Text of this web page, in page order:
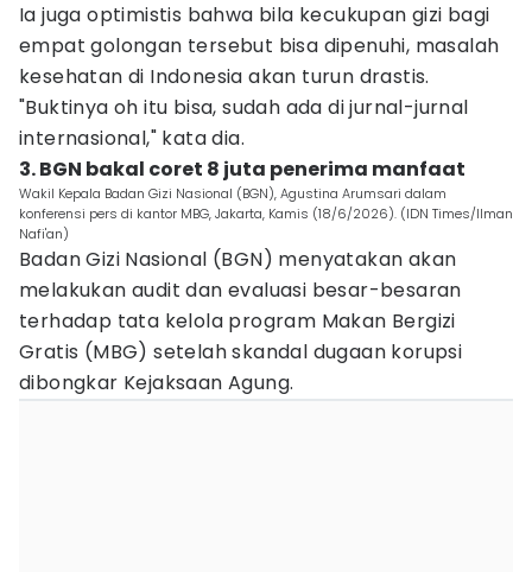
Ia juga optimistis bahwa bila kecukupan gizi bagi
empat golongan tersebut bisa dipenuhi, masalah
kesehatan di Indonesia akan turun drastis.
"Buktinya oh itu bisa, sudah ada di jurnal-jurnal
internasional," kata dia.
3. BGN bakal coret 8 juta penerima manfaat
Wakil Kepala Badan Gizi Nasional (BGN), Agustina Arumsari dalam
konferensi pers di kantor MBG, Jakarta, Kamis (18/6/2026). (IDN Times/Ilman
Nafi'an)
Badan Gizi Nasional (BGN) menyatakan akan
melakukan audit dan evaluasi besar-besaran
terhadap tata kelola program Makan Bergizi
Gratis (MBG) setelah skandal dugaan korupsi
dibongkar Kejaksaan Agung.